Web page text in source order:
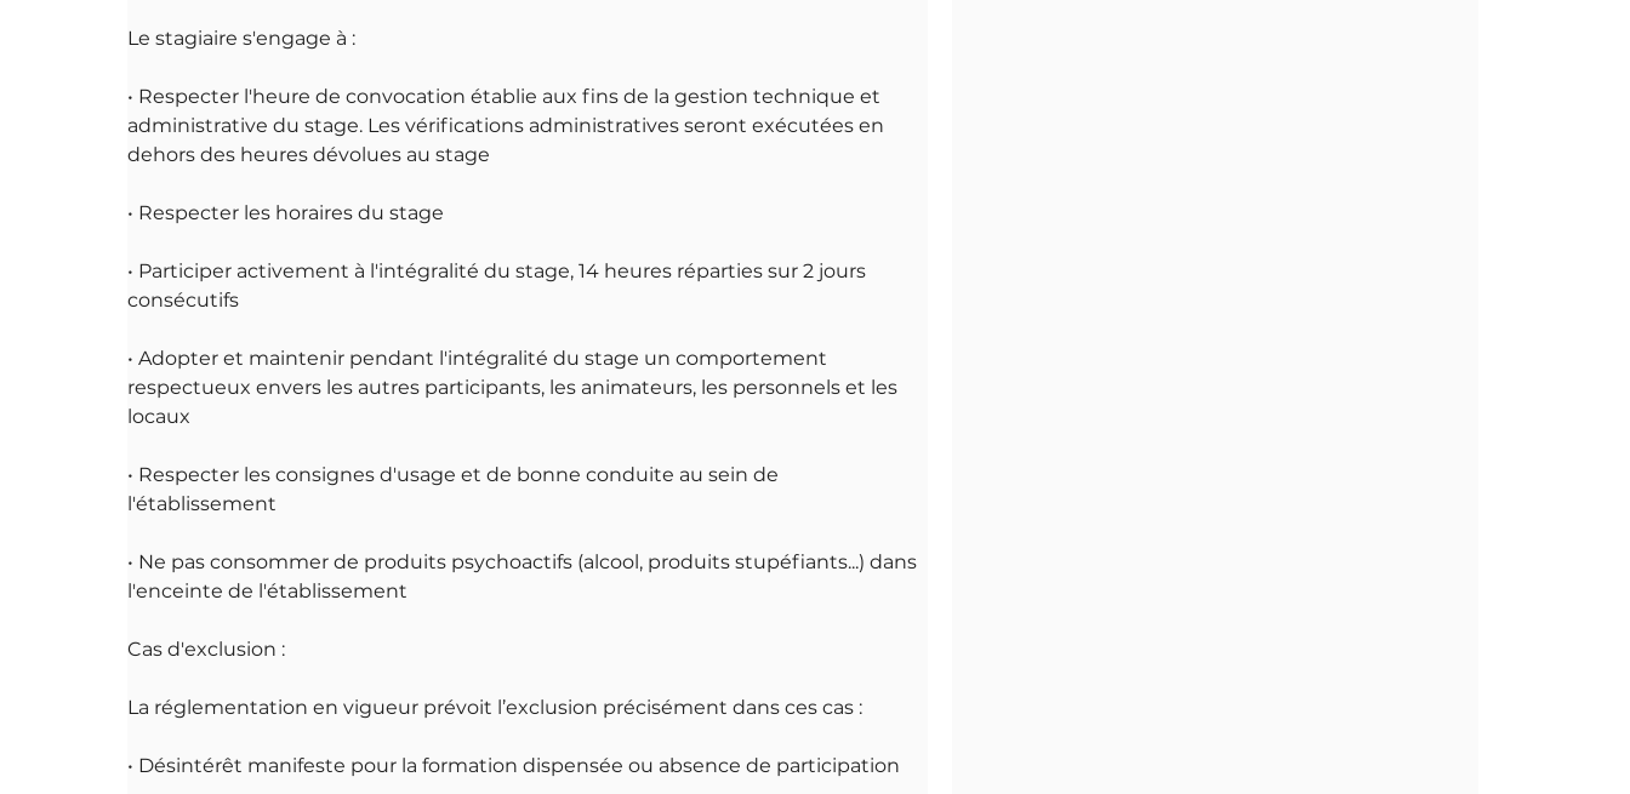
Le stagiaire s'engage à :
• Respecter l'heure de convocation établie aux fins de la gestion technique et
administrative du stage. Les vérifications administratives seront exécutées en
dehors des heures dévolues au stage
• Respecter les horaires du stage
• Participer activement à l'intégralité du stage, 14 heures réparties sur 2 jours
consécutifs
• Adopter et maintenir pendant l'intégralité du stage un comportement
respectueux envers les autres participants, les animateurs, les personnels et les
locaux
• Respecter les consignes d'usage et de bonne conduite au sein de
l'établissement
• Ne pas consommer de produits psychoactifs (alcool, produits stupéfiants...) dans
l'enceinte de l'établissement
Cas d'exclusion :
La réglementation en vigueur prévoit l’exclusion précisément dans ces cas :
• Désintérêt manifeste pour la formation dispensée ou absence de participation